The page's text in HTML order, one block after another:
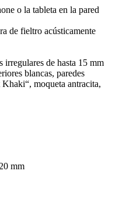
o la tableta en la pared
de fieltro acústicamente
irregulares de hasta 15 mm
blancas, paredes
moqueta antracita,
mm